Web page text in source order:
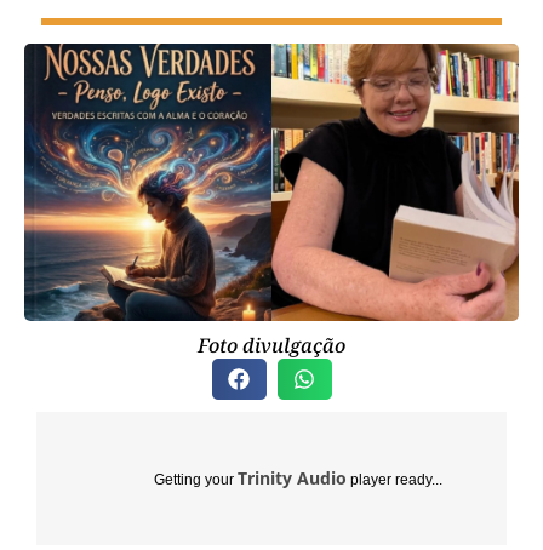
Foto divulgação
Getting your Trinity Audio player ready...